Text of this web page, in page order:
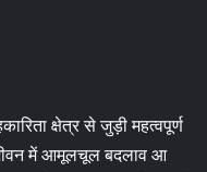
क्षेत्र से जुड़ी महत्वपूर्ण
में आमूलचूल बदलाव आ